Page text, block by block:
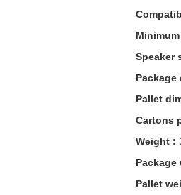
Speaker
Package
Pallet
Cartons
Weight :
Pallet